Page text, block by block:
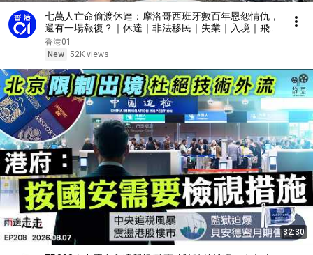
七萬人亡命偷渡休達：摩洛哥西班牙數百年恩怨情仇，
還有一場報復？｜休達｜非法移民｜失業｜入境｜飛地
｜歐盟｜神根｜美國｜以色列｜悉國際
香港01
New 52K views
32:30